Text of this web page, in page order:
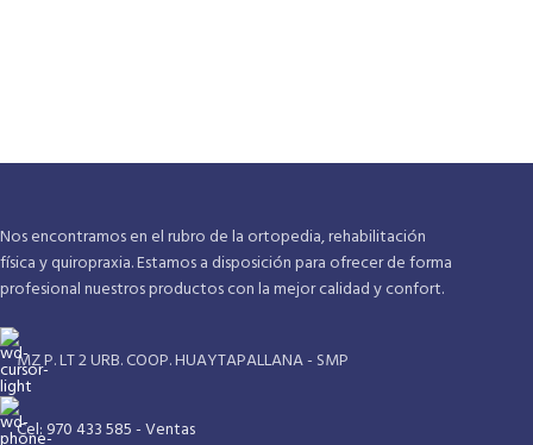
Nos encontramos en el rubro de la ortopedia, rehabilitación
física y quiropraxia. Estamos a disposición para ofrecer de forma
profesional nuestros productos con la mejor calidad y confort.
MZ P. LT 2 URB. COOP. HUAYTAPALLANA - SMP
Cel: 970 433 585 - Ventas